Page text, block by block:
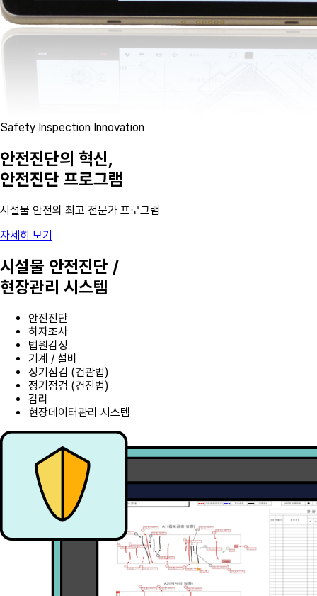
Safety Inspection Innovation
안전진단의 혁신,
안전진단 프로그램
시설물 안전의 최고 전문가 프로그램
자세히 보기
시설물 안전진단 /
현장관리 시스템
안전진단
하자조사
법원감정
기계 / 설비
정기점검 (건관법)
정기점검 (건진법)
감리
현장데이터관리 시스템